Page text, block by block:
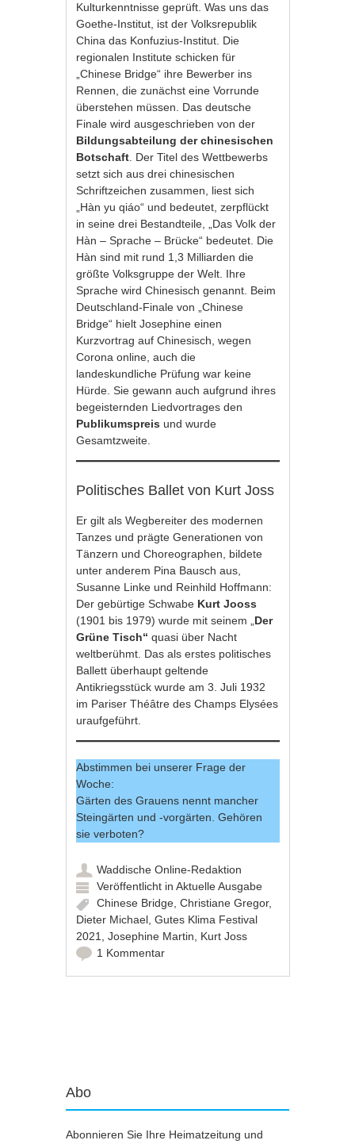
Kulturkenntnisse geprüft. Was uns das
Goethe-Institut, ist der Volksrepublik
China das Konfuzius-Institut. Die
regionalen Institute schicken für
„Chinese Bridge“ ihre Bewerber ins
Rennen, die zunächst eine Vorrunde
überstehen müssen. Das deutsche
Finale wird ausgeschrieben von der
Bildungsabteilung der chinesischen
Botschaft . Der Titel des Wettbewerbs
setzt sich aus drei chinesischen
Schriftzeichen zusammen, liest sich
„Hàn yu qiáo“ und bedeutet, zerpflückt
in seine drei Bestandteile, „Das Volk der
Hàn – Sprache – Brücke“ bedeutet. Die
Hàn sind mit rund 1,3 Milliarden die
größte Volksgruppe der Welt. Ihre
Sprache wird Chinesisch genannt. Beim
Deutschland-Finale von „Chinese
Bridge“ hielt Josephine einen
Kurzvortrag auf Chinesisch, wegen
Corona online, auch die
landeskundliche Prüfung war keine
Hürde. Sie gewann auch aufgrund ihres
begeisternden Liedvortrages den
Publikumspreis und wurde
Gesamtzweite.
Politisches Ballet von Kurt Joss
Er gilt als Wegbereiter des modernen
Tanzes und prägte Generationen von
Tänzern und Choreographen, bildete
unter anderem Pina Bausch aus,
Susanne Linke und Reinhild Hoffmann:
Der gebürtige Schwabe Kurt Jooss
(1901 bis 1979) wurde mit seinem „ Der
Grüne Tisch“ quasi über Nacht
weltberühmt. Das als erstes politisches
Ballett überhaupt geltende
Antikriegsstück wurde am 3. Juli 1932
im Pariser Théâtre des Champs Elysées
uraufgeführt.
Abstimmen bei unserer Frage der
Woche:
Gärten des Grauens nennt mancher
Steingärten und -vorgärten. Gehören
sie verboten?
Waddische Online-Redaktion
Veröffentlicht inAktuelle Ausgabe
Chinese Bridge ,Christiane Gregor,
Dieter Michael ,Gutes Klima Festival
2021
,Josephine Martin
Kurt Joss
1 Kommentar
Abo
Abonnieren Sie Ihre Heimatzeitung und